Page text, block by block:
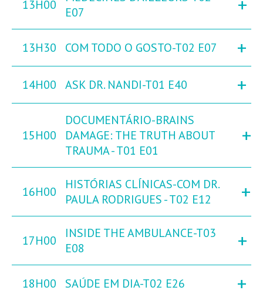
13H00
E07
13H30 COM TODO O GOSTO-T02 E07 +
14H00 ASK DR. NANDI-T01 E40 +
15H00
DOCUMENTÁRIO-BRAINS
DAMAGE: THE TRUTH ABOUT
TRAUMA - T01 E01
+
16H00
HISTÓRIAS CLÍNICAS-COM DR.
PAULA RODRIGUES - T02 E12
+
17H00
INSIDE THE AMBULANCE-T03
E08
+
18H00 SAÚDE EM DIA-T02 E26 +